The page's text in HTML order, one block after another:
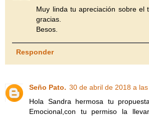
Muy linda tu apreciación sobre el
gracias.
Besos.
Responder
Seño Pato. 30 de abril de 2018 a
Hola Sandra hermosa tu
Emocional,con tu permiso la